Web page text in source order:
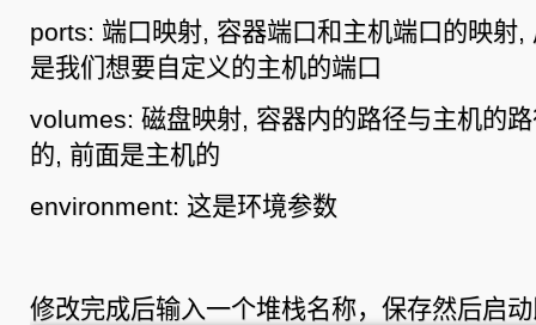
ports: 端口映射, 容器端口和主机端口的映射,
是我们想要自定义的主机的端口
volumes: 磁盘映射, 容器内的路径与主机的
的, 前面是主机的
environment: 这是环境参数
修改完成后输入一个堆栈名称，保存然后启